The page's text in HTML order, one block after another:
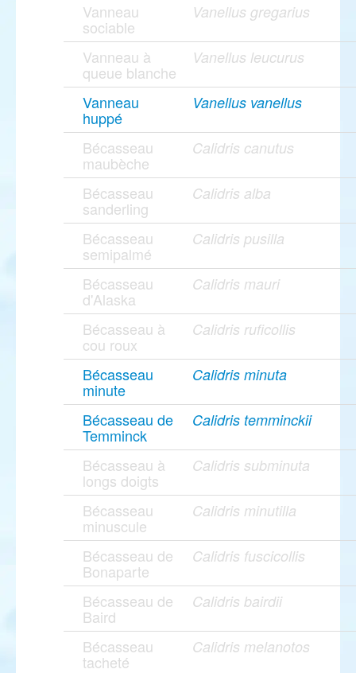
Vanneau
sociable
Vanellus gregarius
Vanneau à
queue blanche
Vanellus leucurus
Vanneau
huppé
Vanellus vanellus
Bécasseau
maubèche
Calidris canutus
Bécasseau
sanderling
Calidris alba
Bécasseau
semipalmé
Calidris pusilla
Bécasseau
d'Alaska
Calidris mauri
Bécasseau à
cou roux
Calidris ruficollis
Bécasseau
minute
Calidris minuta
Bécasseau de
Temminck
Calidris temminckii
Bécasseau à
longs doigts
Calidris subminuta
Bécasseau
minuscule
Calidris minutilla
Bécasseau de
Bonaparte
Calidris fuscicollis
Bécasseau de
Baird
Calidris bairdii
Bécasseau
tacheté
Calidris melanotos